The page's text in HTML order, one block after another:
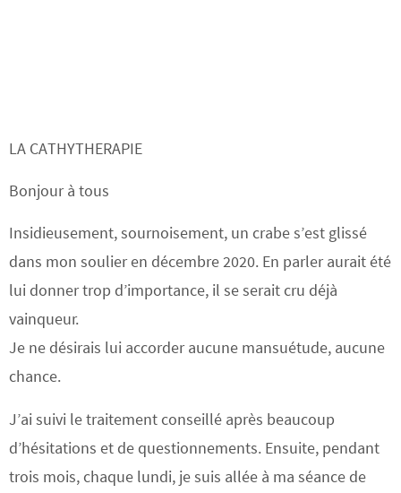
LA CATHYTHERAPIE
Bonjour à tous
Insidieusement, sournoisement, un crabe s’est glissé
dans mon soulier en décembre 2020. En parler aurait été
lui donner trop d’importance, il se serait cru déjà
vainqueur.
Je ne désirais lui accorder aucune mansuétude, aucune
chance.
J’ai suivi le traitement conseillé après beaucoup
d’hésitations et de questionnements. Ensuite, pendant
trois mois, chaque lundi, je suis allée à ma séance de